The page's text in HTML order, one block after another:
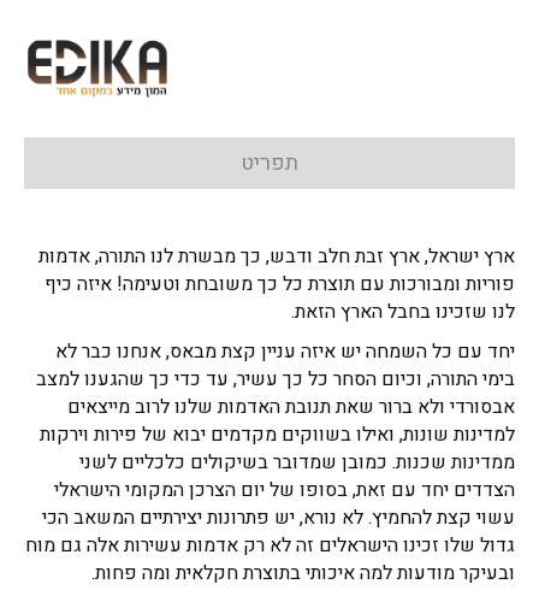
תפריט
ארץ ישראל, ארץ זבת חלב ודבש, כך מבשרת לנו התורה, אדמות
פוריות ומבורכות עם תוצרת כל כך משובחת וטעימה! איזה כיף
לנו שזכינו בחבל הארץ הזאת.
יחד עם כל השמחה יש איזה עניין קצת מבאס, אנחנו כבר לא
בימי התורה, וכיום הסחר כל כך עשיר, עד כדי כך שהגענו למצב
אבסורדי ולא ברור שאת תנובת האדמות שלנו לרוב מייצאים
למדינות שונות, ואילו בשווקים מקדמים יבוא של פירות וירקות
ממדינות שכנות. כמובן שמדובר בשיקולים כלכליים לשני
הצדדים יחד עם זאת, בסופו של יום הצרכן המקומי הישראלי
עשוי קצת להחמיץ. לא נורא, יש פתרונות יצירתיים המשאב הכי
גדול שלו זכינו הישראלים זה לא רק אדמות עשירות אלה גם מוח
ובעיקר מודעות למה איכותי בתוצרת חקלאית ומה פחות.